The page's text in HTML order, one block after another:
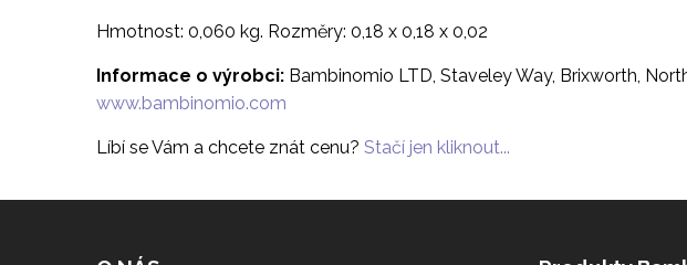
Hmotnost: 0,060 kg. Rozměry: 0,18 x 0,18 x 0,02
Informace o výrobci: Bambinomio LTD, Staveley Way, Brixworth,
www.bambinomio.com
Líbí se Vám a chcete znát cenu? Stačí jen kliknout...